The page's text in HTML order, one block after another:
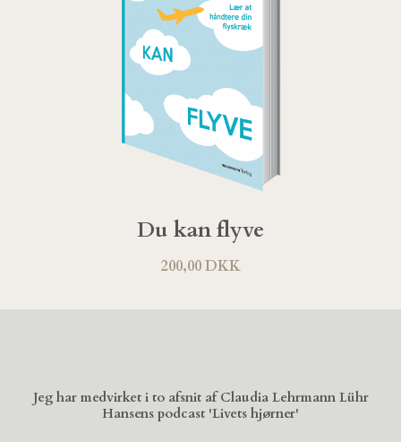
Du kan flyve
200,00 DKK
Jeg har medvirket i to afsnit af Claudia Lehrmann Lühr
Hansens podcast 'Livets hjørner'